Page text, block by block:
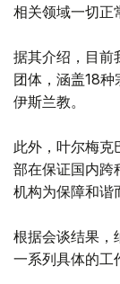
相关领域一切正
据其介绍，目前
团体，涵盖18
伊斯兰教。
此外，叶尔梅克
部在保证国内跨
机构为保障和谐
根据会谈结果，
一系列具体的工